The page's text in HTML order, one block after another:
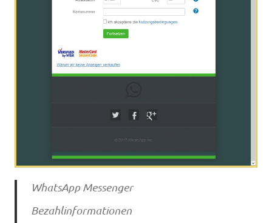
WhatsApp Messenger
Bezahlinformationen